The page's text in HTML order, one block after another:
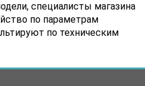
специалисты магазина
по параметрам
по техническим